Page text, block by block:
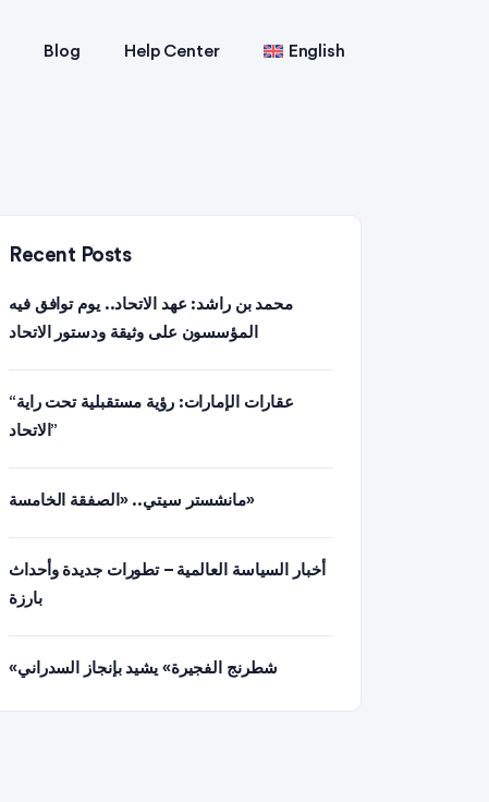
Blog Help Center English
Recent Posts
محمد بن راشد: عهد الاتحاد.. يوم توافق فيه
المؤسسون على وثيقة ودستور الاتحاد
“عقارات الإمارات: رؤية مستقبلية تحت راية
الاتحاد”
مانشستر سيتي.. «الصفقة الخامسة»
أخبار السياسة العالمية – تطورات جديدة وأحداث
بارزة
«شطرنج الفجيرة» يشيد بإنجاز السدراني